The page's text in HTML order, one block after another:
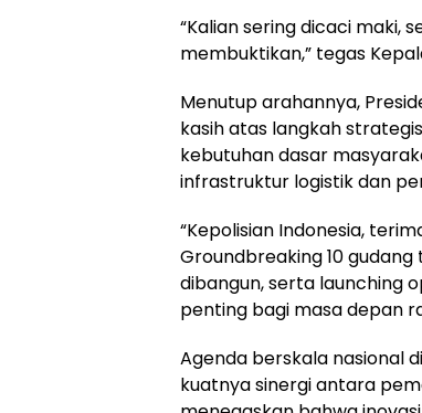
​“Kalian sering dicaci maki,
membuktikan,” tegas
​Menutup arahannya,
kasih atas langkah
kebutuhan dasar
infrastruktur logistik dan
​“Kepolisian Indonesia,
Groundbreaking 10
dibangun, serta launching
penting bagi masa depan
​Agenda berskala nasional
kuatnya sinergi antara